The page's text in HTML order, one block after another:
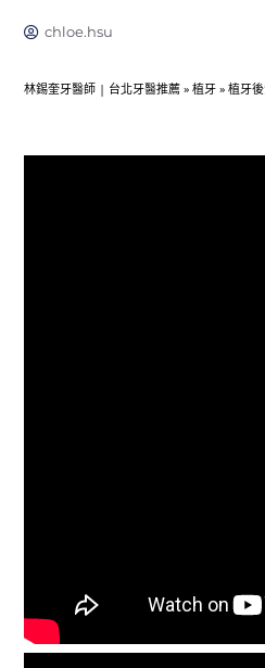
chloe.hsu
林錫奎牙醫師 | 台北牙醫推薦 » 植牙 » 植牙